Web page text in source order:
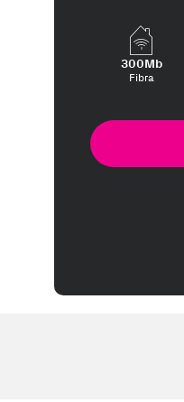
que más te interese, con
300Mb
Fibra